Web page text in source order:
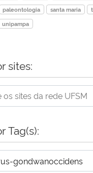
da União
da Família e dos Direitos
paleontologia santa maria
unipampa
sites:
Tag(s):